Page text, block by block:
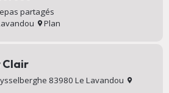
partagés
Plan
Clair
83980 Le Lavandou